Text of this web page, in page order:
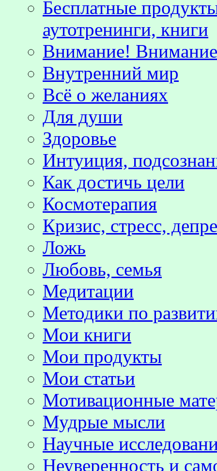
Бесплатные
аутотренинги, книги
Внимание!
Внутренний мир
Всё о желаниях
Для души
Здоровье
Интуиция,
Как достичь цели
Космотерапия
Кризис, стресс,
Ложь
Любовь, семья
Медитации
Методики по
Мои книги
Мои продукты
Мои статьи
Мотивационные
Мудрые мысли
Научные
Неуверенность и